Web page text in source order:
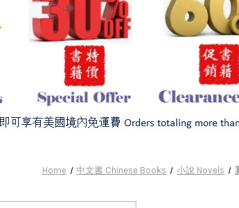
Home 中文書 Chinese Books 小說 Novels